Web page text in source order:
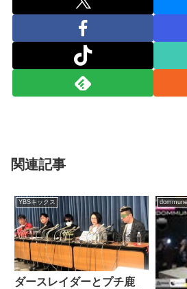
関連記事
YBSキックス
ダースレイダーとプチ鹿
dommune